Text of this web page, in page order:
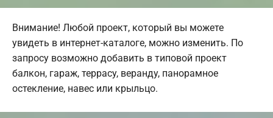
Внимание! Любой проект, который вы можете
увидеть в интернет-каталоге, можно изменить. По
запросу возможно добавить в типовой проект
балкон, гараж, террасу, веранду, панорамное
остекление, навес или крыльцо.